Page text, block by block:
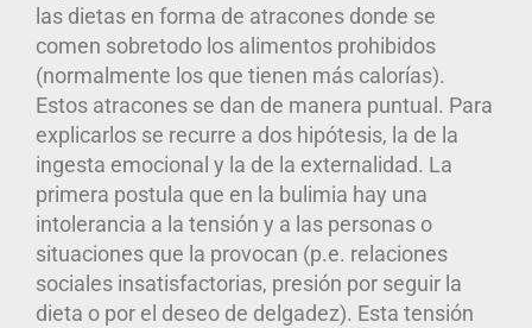
las dietas en forma de atracones donde se
comen sobretodo los alimentos prohibidos
(normalmente los que tienen más calorías).
Estos atracones se dan de manera puntual. Para
explicarlos se recurre a dos hipótesis, la de la
ingesta emocional y la de la externalidad. La
primera postula que en la bulimia hay una
intolerancia a la tensión y a las personas o
situaciones que la provocan (p.e. relaciones
sociales insatisfactorias, presión por seguir la
dieta o por el deseo de delgadez). Esta tensión